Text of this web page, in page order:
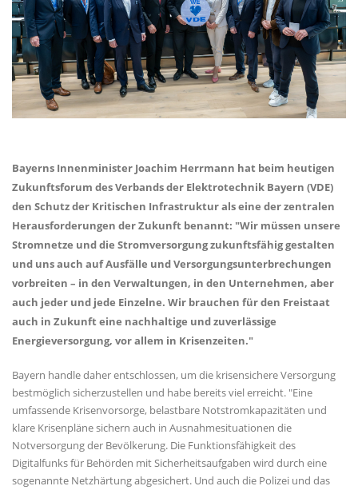
Bayerns Innenminister Joachim Herrmann hat beim heutigen
Zukunftsforum des Verbands der Elektrotechnik Bayern (VDE)
den Schutz der Kritischen Infrastruktur als eine der zentralen
Herausforderungen der Zukunft benannt: "Wir müssen unsere
Stromnetze und die Stromversorgung zukunftsfähig gestalten
und uns auch auf Ausfälle und Versorgungsunterbrechungen
vorbreiten – in den Verwaltungen, in den Unternehmen, aber
auch jeder und jede Einzelne. Wir brauchen für den Freistaat
auch in Zukunft eine nachhaltige und zuverlässige
Energieversorgung, vor allem in Krisenzeiten."
Bayern handle daher entschlossen, um die krisensichere Versorgung
bestmöglich sicherzustellen und habe bereits viel erreicht. "Eine
umfassende Krisenvorsorge, belastbare Notstromkapazitäten und
klare Krisenpläne sichern auch in Ausnahmesituationen die
Notversorgung der Bevölkerung. Die Funktionsfähigkeit des
Digitalfunks für Behörden mit Sicherheitsaufgaben wird durch eine
sogenannte Netzhärtung abgesichert. Und auch die Polizei und das